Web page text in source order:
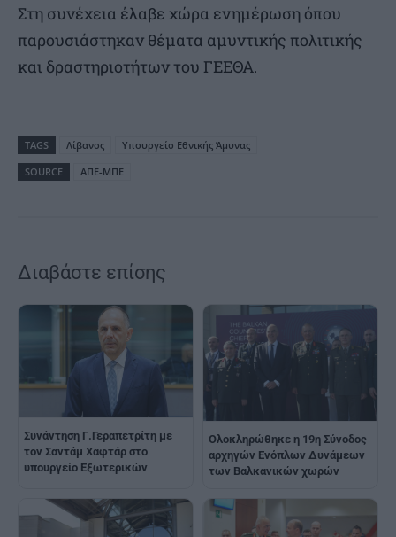
Στη συνέχεια έλαβε χώρα ενημέρωση όπου
παρουσιάστηκαν θέματα αμυντικής πολιτικής
και δραστηριοτήτων του ΓΕΕΘΑ.
TAGS Λίβανος
Υπουργείο Εθνικής Άμυνας
SOURCE
ΑΠΕ-ΜΠΕ
Διαβάστε επίσης
Συνάντηση Γ.Γεραπετρίτη με
τον Σαντάμ Χαφτάρ στο
υπουργείο Εξωτερικών
Ολοκληρώθηκε η 19η Σύνοδος
αρχηγών Ενόπλων Δυνάμεων
των Βαλκανικών χωρών